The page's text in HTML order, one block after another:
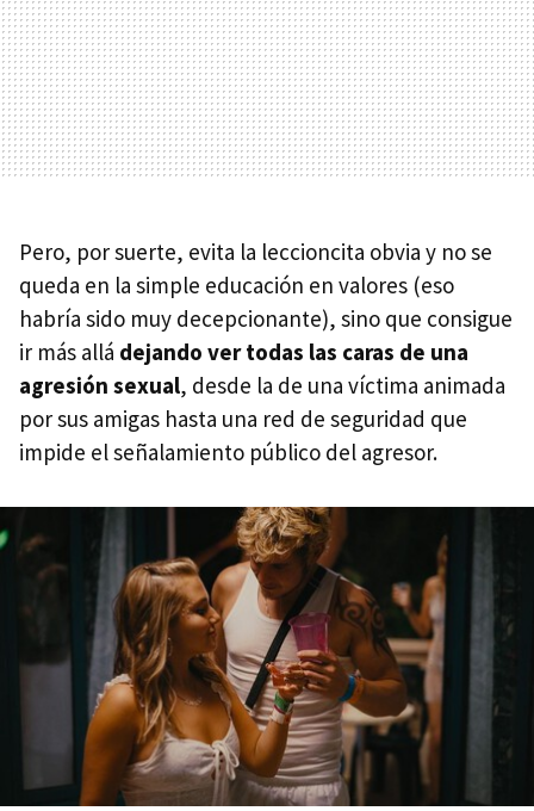
Pero, por suerte, evita la leccioncita obvia y no se
queda en la simple educación en valores (eso
habría sido muy decepcionante), sino que consigue
ir más allá dejando ver todas las caras de una
agresión sexual, desde la de una víctima animada
por sus amigas hasta una red de seguridad que
impide el señalamiento público del agresor.